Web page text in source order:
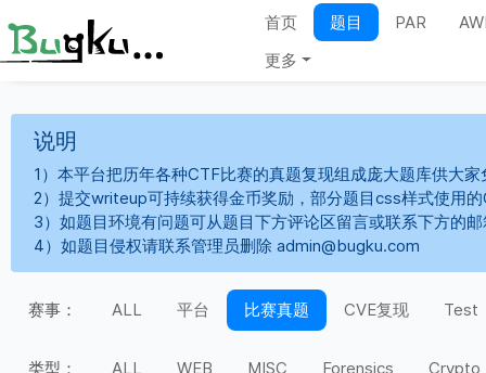
首页 题目 PAR
更多
说明
1）本平台把历年各种CTF比赛的真题复现组成庞大题库供大
2）提交writeup可持续获得金币奖励，部分题目css样式使用
3）如题目环境有问题可从题目下方评论区留言或联系下方的
4）如题目侵权请联系管理员删除 admin@bugku.com
赛事： ALL 平台 比赛真题 CVE复现 Test
类型： ALL WEB MISC Forensics Crypto